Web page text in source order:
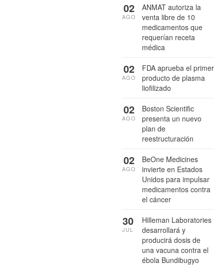
ANMAT autoriza la
venta libre de 10
medicamentos que
requerían receta
médica
02
AGO
FDA aprueba el primer
producto de plasma
liofilizado
02
AGO
Boston Scientific
presenta un nuevo
plan de
reestructuración
02
AGO
BeOne Medicines
invierte en Estados
Unidos para impulsar
medicamentos contra
el cáncer
02
AGO
Hilleman Laboratories
desarrollará y
producirá dosis de
una vacuna contra el
ébola Bundibugyo
30
JUL